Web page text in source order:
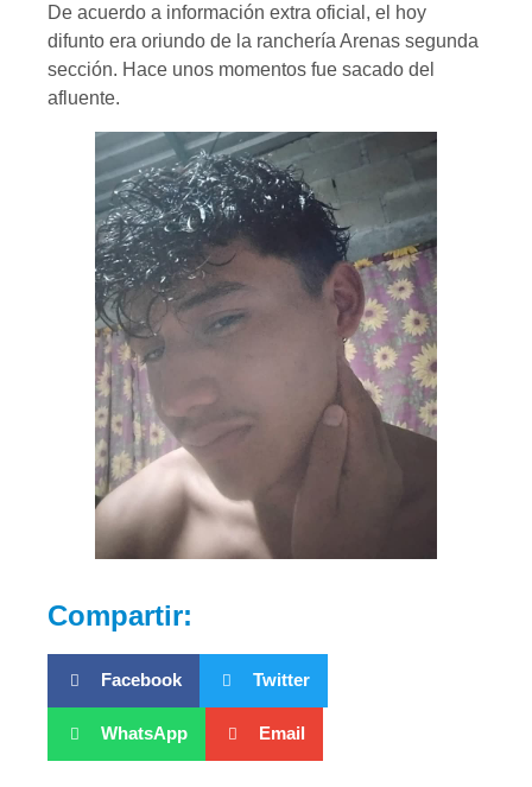
De acuerdo a información extra oficial, el hoy
difunto era oriundo de la ranchería Arenas segunda
sección. Hace unos momentos fue sacado del
afluente.
Compartir:
Facebook Twitter
WhatsApp Email